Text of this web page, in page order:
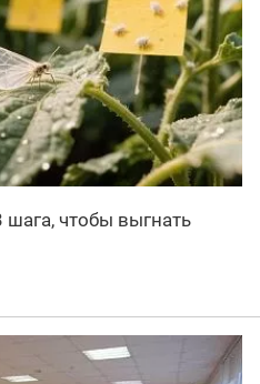
чтобы выгнать